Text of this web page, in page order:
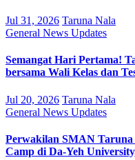
Jul 31, 2026 Taruna Nala
General News Updates
Semangat Hari Pertama!
bersama Wali Kelas dan
Jul 20, 2026 Taruna Nala
General News Updates
Perwakilan SMAN
Camp di Da-Yeh